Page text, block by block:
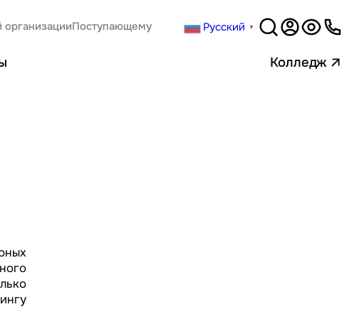
организацииПоступающему Русский ▼
Версия
для
Колледж